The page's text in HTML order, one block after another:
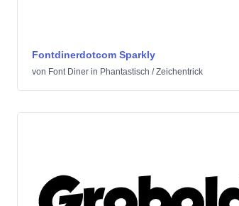
Fontdinerdotcom Sparkly
von Font Dinerin Phantastisch /Zeichentrick